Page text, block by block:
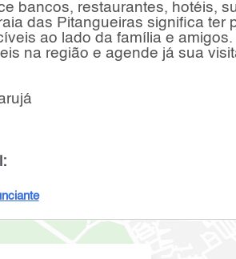
bancos, restaurantes, hotéis,
das Pitangueiras significa ter
ao lado da família e
na região e agende já sua